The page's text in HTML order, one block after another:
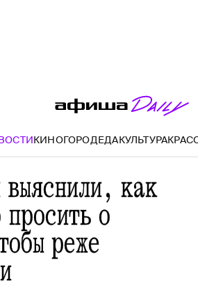
КИНОГОРОДЕДАКУЛЬТУРА
выяснили, как
о
реже